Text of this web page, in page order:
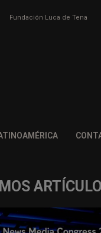
Fundación Luca de Tena